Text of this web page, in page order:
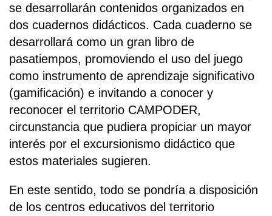
se desarrollarán contenidos organizados en
dos cuadernos didácticos. Cada cuaderno se
desarrollará como un gran libro de
pasatiempos, promoviendo el uso del juego
como instrumento de aprendizaje significativo
(gamificación) e invitando a conocer y
reconocer el territorio CAMPODER,
circunstancia que pudiera propiciar un mayor
interés por el excursionismo didáctico que
estos materiales sugieren.
En este sentido, todo se pondría a disposición
de los centros educativos del territorio